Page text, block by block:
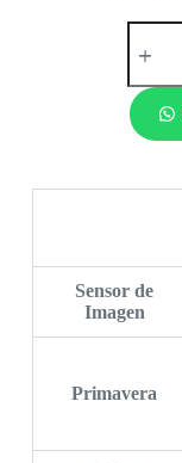
Sensor de
Imagen
Primavera